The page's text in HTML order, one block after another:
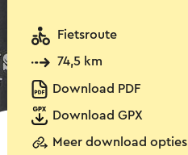
Fietsroute
74,5 km
Download PDF
Download GPX
Meer download opties